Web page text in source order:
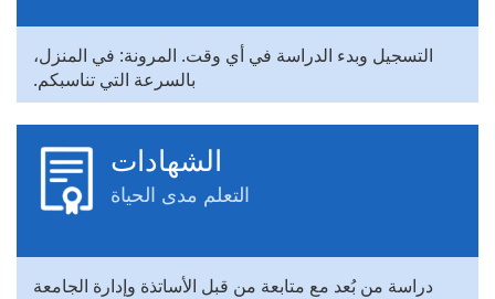
التسجيل وبدء الدراسة في أي وقت. المرونة: في المنزل،
بالسرعة التي تناسبكم.
الشهادات
التعلم مدى الحياة
دراسة من بُعد مع متابعة من قبل الأساتذة وإدارة الجامعة